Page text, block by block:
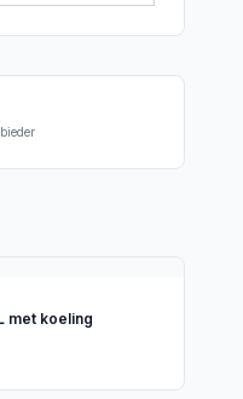
met koeling